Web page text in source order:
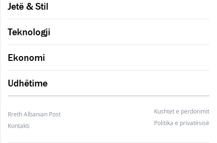
Jetë & Stil
Teknologji
Ekonomi
Udhëtime
Rreth Albanian Post
Kushtet e përdorimit
Kontakti
Politika e privatësisë